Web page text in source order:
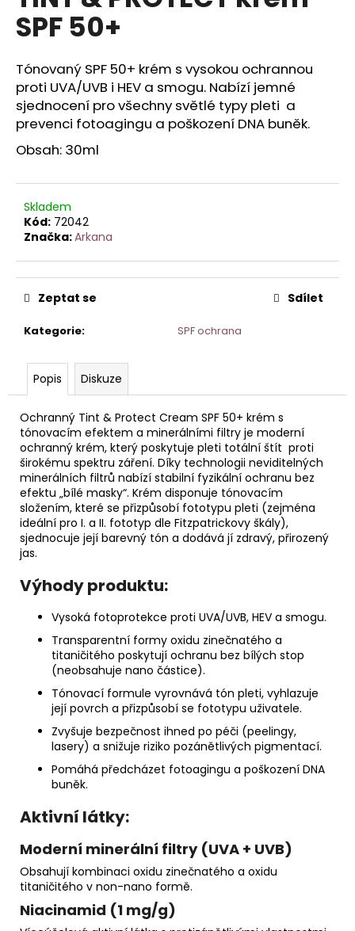
0,0
z
hvězdiček.
SPF 50+
Tónovaný SPF 50+ krém s vysokou ochrannou
proti UVA/UVB i HEV a smogu. Nabízí jemné
sjednocení pro všechny světlé typy pleti a
prevenci fotoagingu a poškození DNA buněk.
Obsah: 30ml
Skladem
Kód: 72042
Značka:Arkana
Kategorie: SPF ochrana
Zeptat se Sdílet
Popis Diskuze
Ochranný Tint & Protect Cream SPF 50+ krém s
tónovacím efektem a minerálními filtry je moderní
ochranný krém, který poskytuje pleti totální štít proti
širokému spektru záření. Díky technologii neviditelných
minerálních filtrů nabízí stabilní fyzikální ochranu bez
efektu „bílé masky“. Krém disponuje tónovacím
složením, které se přizpůsobí fototypu pleti (zejména
ideální pro I. a II. fototyp dle Fitzpatrickovy škály),
sjednocuje její barevný tón a dodává jí zdravý, přirozený
jas.
Výhody produktu:
Vysoká fotoprotekce proti UVA/UVB, HEV a smogu.
Transparentní formy oxidu zinečnatého a
titaničitého poskytují ochranu bez bílých stop
(neobsahuje nano částice).
Tónovací formule vyrovnává tón pleti, vyhlazuje
její povrch a přizpůsobí se fototypu uživatele.
Zvyšuje bezpečnost ihned po péči (peelingy,
lasery) a snižuje riziko pozánětlivých pigmentací.
Pomáhá předcházet fotoagingu a poškození DNA
buněk.
Aktivní látky:
Moderní minerální filtry (UVA + UVB)
Obsahují kombinaci oxidu zinečnatého a oxidu
titaničitého v non-nano formě.
Niacinamid (1 mg/g)
a
j
í
t
?
HLEDAT
o
u
j
e
m
e
TONIKUM
S
HYDRATAČNÍM
KOMPLEXEM
50
ML